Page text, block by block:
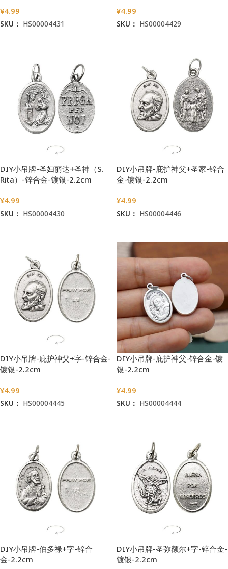
¥4.99
SKU： HS00004431
¥4.99
SKU： HS00004429
DIY小吊牌-圣妇丽达+圣神（S.
Rita）-锌合金-镀银-2.2cm
¥4.99
SKU： HS00004430
DIY小吊牌-庇护神父+圣家-锌合
金-镀银-2.2cm
¥4.99
SKU： HS00004446
DIY小吊牌-庇护神父+字-锌合金-
镀银-2.2cm
¥4.99
SKU： HS00004445
DIY小吊牌-庇护神父-锌合金-镀
银-2.2cm
¥4.99
SKU： HS00004444
DIY小吊牌-伯多禄+字-锌合
金-2.2cm
DIY小吊牌-圣弥额尔+字-锌合金-
镀银-2.2cm